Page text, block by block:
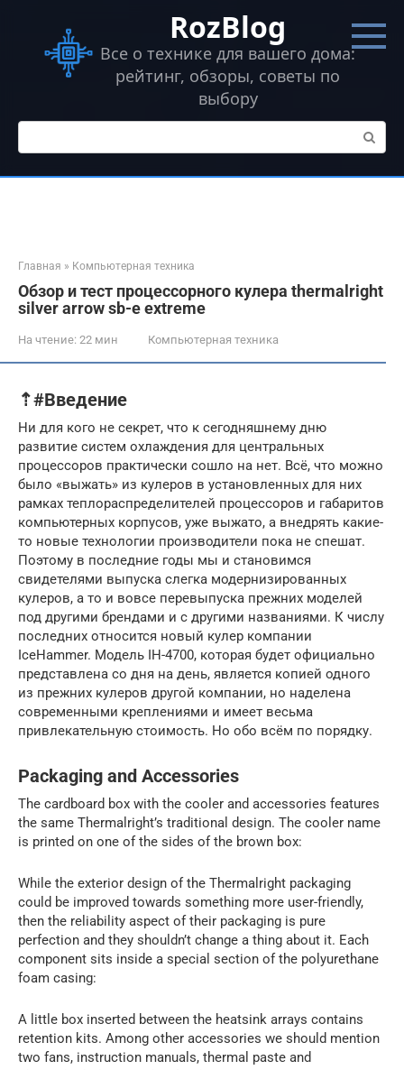
контенту
RozBlog
Все о технике для вашего дома:
рейтинг, обзоры, советы по
выбору
Поиск:
Главная » Компьютерная техника
Обзор и тест процессорного кулера thermalright
silver arrow sb-e extreme
На чтение: 22 мин Компьютерная техника
⇡#Введение
Ни для кого не секрет, что к сегодняшнему дню
развитие систем охлаждения для центральных
процессоров практически сошло на нет. Всё, что можно
было «выжать» из кулеров в установленных для них
рамках теплораспределителей процессоров и габаритов
компьютерных корпусов, уже выжато, а внедрять какие-
то новые технологии производители пока не спешат.
Поэтому в последние годы мы и становимся
свидетелями выпуска слегка модернизированных
кулеров, а то и вовсе перевыпуска прежних моделей
под другими брендами и с другими названиями. К числу
последних относится новый кулер компании
IceHammer. Модель IH-4700, которая будет официально
представлена со дня на день, является копией одного
из прежних кулеров другой компании, но наделена
современными креплениями и имеет весьма
привлекательную стоимость. Но обо всём по порядку.
Packaging and Accessories
The cardboard box with the cooler and accessories features
the same Thermalright’s traditional design. The cooler name
is printed on one of the sides of the brown box:
While the exterior design of the Thermalright packaging
could be improved towards something more user-friendly,
then the reliability aspect of their packaging is pure
perfection and they shouldn’t change a thing about it. Each
component sits inside a special section of the polyurethane
foam casing:
A little box inserted between the heatsink arrays contains
retention kits. Among other accessories we should mention
two fans, instruction manuals, thermal paste and